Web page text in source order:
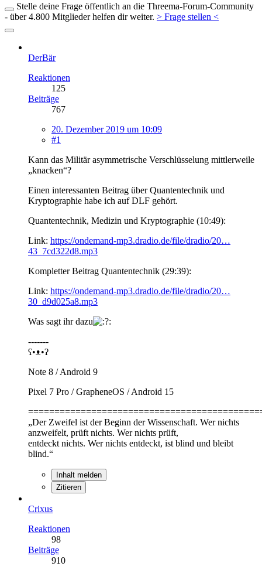
Stelle deine Frage öffentlich an die Threema-Forum-Community
- über 4.800 Mitglieder helfen dir weiter. > Frage stellen <
DerBär
Reaktionen
125
Beiträge
767
20. Dezember 2019 um 10:09
#1
Kann das Militär asymmetrische Verschlüsselung mittlerweile
„knacken“?
Einen interessanten Beitrag über Quantentechnik und
Kryptographie habe ich auf DLF gehört.
Quantentechnik, Medizin und Kryptographie (10:49):
Link: https://ondemand-mp3.dradio.de/file/dradio/20…
43_7cd322d8.mp3
Kompletter Beitrag Quantentechnik (29:39):
Link: https://ondemand-mp3.dradio.de/file/dradio/20…
30_d9d025a8.mp3
Was sagt ihr dazu
-------
ʕ•ᴥ•ʔ
Note 8 / Android 9
Pixel 7 Pro / GrapheneOS / Android 15
„Der Zweifel ist der Beginn der Wissenschaft. Wer nichts
anzweifelt, prüft nichts. Wer nichts prüft,
entdeckt nichts. Wer nichts entdeckt, ist blind und bleibt
blind.“
Inhalt melden
Zitieren
Crixus
Reaktionen
98
Beiträge
910